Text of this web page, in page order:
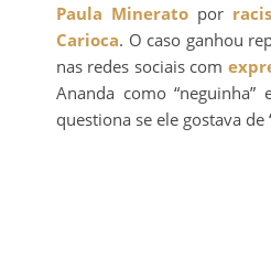
Paula Minerato por
Carioca. O caso ganhou
nas redes sociais com
Ananda como
questiona se ele gostava de